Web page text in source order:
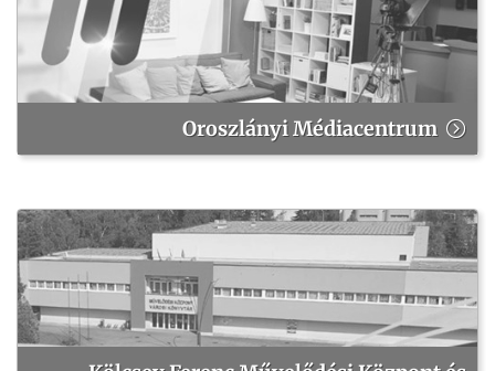
Oroszlányi Médiacentrum